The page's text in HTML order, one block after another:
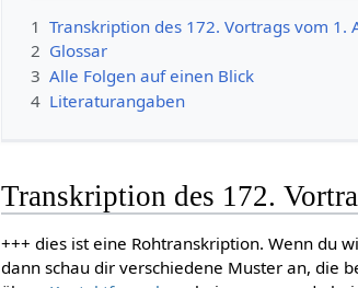
1 Transkription des 172. Vortrags vom 1.
2 Glossar
3 Alle Folgen auf einen Blick
4 Literaturangaben
Transkription des 172.
+++ dies ist eine Rohtranskription. Wenn du
dann schau dir verschiedene Muster an, die